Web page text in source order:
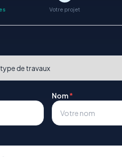
Votre projet
Nom*